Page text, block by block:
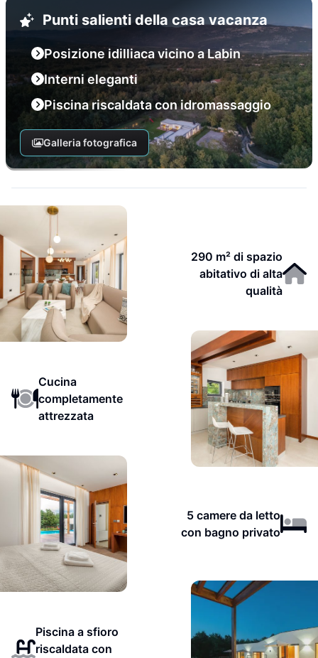
Punti salienti della casa vacanza
Posizione idilliaca vicino a Labin
Interni eleganti
Piscina riscaldata con idromassaggio
Galleria fotografica
290 m² di spazio
abitativo di alta
qualità
Cucina
completamente
attrezzata
5 camere da letto
con bagno privato
Piscina a sfioro
riscaldata con